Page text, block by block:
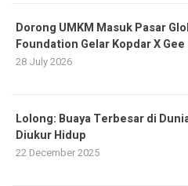
Dorong UMKM Masuk Pasar
Foundation Gelar Kopdar X Gee
28 July 2026
Lolong: Buaya Terbesar di
Diukur Hidup
22 December 2025